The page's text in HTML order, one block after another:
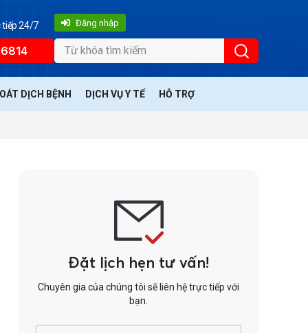
tiếp 24/7 Đăng nhập
DỊCH BỆNH DỊCH VỤ Y TẾ HỖ TRỢ
Đặt lịch hẹn tư vấn!
Chuyên gia của chúng tôi sẽ liên hệ trực tiếp với
bạn.